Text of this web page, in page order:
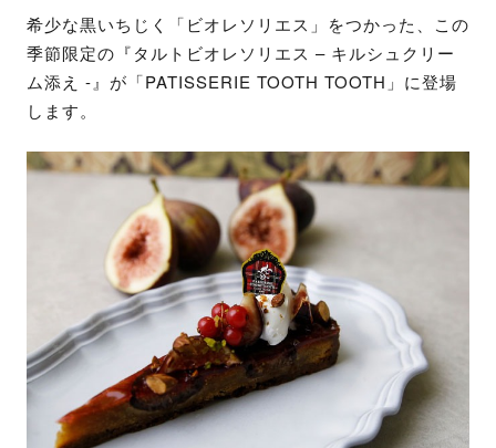
希少な黒いちじく「ビオレソリエス」をつかった、この
季節限定の『タルトビオレソリエス – キルシュクリー
ム添え -』が「PATISSERIE TOOTH TOOTH」に登場
します。